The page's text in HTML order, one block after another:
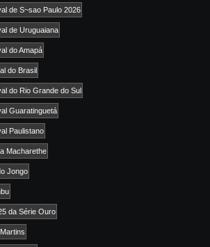
de S~sao Paulo 2026
de Uruguaiana
do Amapá
do Brasil
do Rio Grande do Sul
Guaratinguetá
Paulistano
Macharethe
Jongo
da Série Ouro